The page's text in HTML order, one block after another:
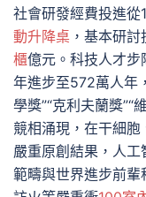
社會研發經費投進
動升降桌 ，基本研
櫃億元。科技人才
年進步至572萬人年
學獎”“克利夫蘭獎”“
競相涌現，在干細
嚴重原創結果，人
範疇與世界進步前輩